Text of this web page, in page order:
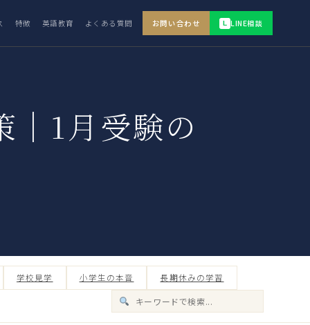
特徴 英語教育 よくある質問 お問い合わせ L LINE相談
｜1月受験の
学校見学 小学生の本音 長期休みの学習